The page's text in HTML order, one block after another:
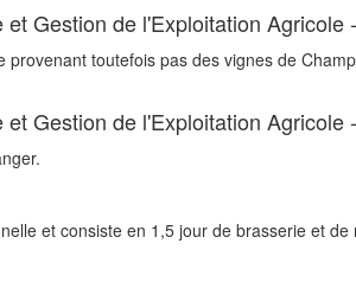
Gestion de l'Exploitation Agricole
toutefois pas des vignes de
Gestion de l'Exploitation Agricole
et consiste en 1,5 jour de brasserie et de